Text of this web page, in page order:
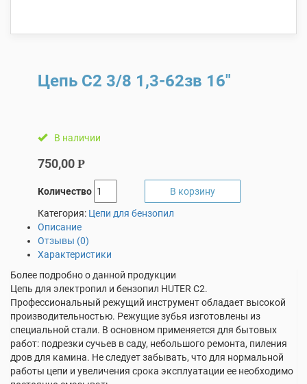
Цепь С2 3/8 1,3-62зв 16″
В наличии
750,00 Р
Количество
В корзину
Категория: Цепи для бензопил
Описание
Отзывы (0)
Характеристики
Более подробно о данной продукции
Цепь для электропил и бензопил HUTER С2.
Профессиональный режущий инструмент обладает высокой
производительностью. Режущие зубья изготовлены из
специальной стали. В основном применяется для бытовых
работ: подрезки сучьев в саду, небольшого ремонта, пиления
дров для камина. Не следует забывать, что для нормальной
работы цепи и увеличения срока эксплуатации ее необходимо